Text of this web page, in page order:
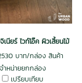
เนียร์ ไวท์โอ๊ค ผิวเสี้ยนไม้
บาท/กล่อง สินค้า
จำหน่ายยกกล่อง
เปรียบเทียบ